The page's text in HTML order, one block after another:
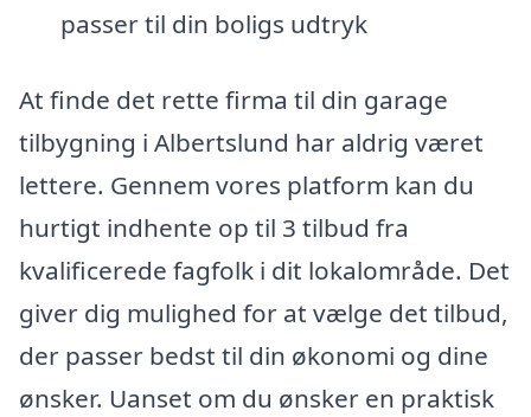
passer til din boligs udtryk
At finde det rette firma til din garage
tilbygning i Albertslund har aldrig været
lettere. Gennem vores platform kan du
hurtigt indhente op til 3 tilbud fra
kvalificerede fagfolk i dit lokalområde. Det
giver dig mulighed for at vælge det tilbud,
der passer bedst til din økonomi og dine
ønsker. Uanset om du ønsker en praktisk